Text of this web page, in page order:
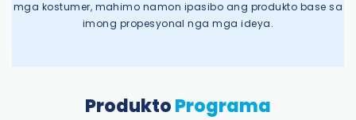
mga kostumer, mahimo namon ipasibo ang produkto base sa
imong propesyonal nga mga ideya.
ProduktoPrograma